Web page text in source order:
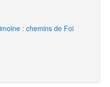
: chemins de Foi